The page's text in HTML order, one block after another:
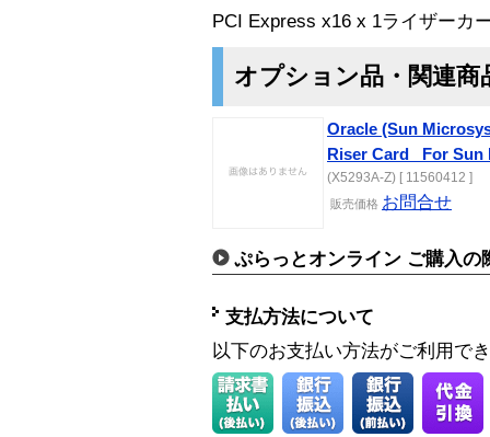
PCI Express x16 x 1ライザーカ
オプション品・関連商
Oracle (Sun
Riser Card_ For Sun
(X5293A-Z) [ 11560412 ]
販売価格 お問合せ
ぷらっとオンライン ご購入の
支払方法について
以下のお支払い方法がご利用で